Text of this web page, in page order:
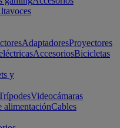
AdaptadoresProyectores
AccesoriosBicicletas
y
Videocámaras
alimentaciónCables